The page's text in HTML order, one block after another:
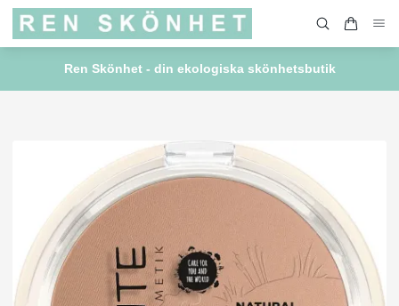
Ren Skönhet - din ekologiska skönhetsbutik